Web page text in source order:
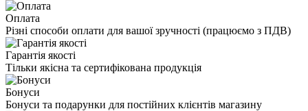
Оплата
Різні способи оплати для вашої зручності (працюємо з ПДВ)
Гарантія якості
Тільки якісна та сертифікована продукція
Бонуси
Бонуси та подарунки для постійних клієнтів магазину